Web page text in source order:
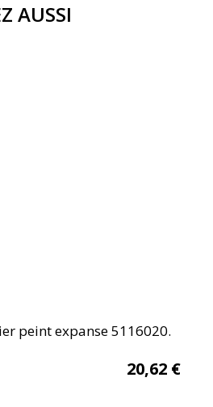
AUSSI
peint expanse 5116020.
20,62 €